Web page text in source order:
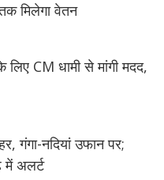
मिलेगा वेतन
CM धामी से मांगी मदद,
गंगा-नदियां उफान पर;
में अलर्ट